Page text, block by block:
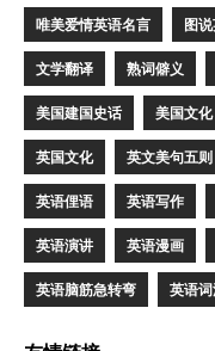
唯美爱情英语名言 图
文学翻译 熟词僻义
美国建国史话 美国文化
英国文化 英文美句五则
英语俚语 英语写作
英语演讲 英语漫画
英语脑筋急转弯 英语